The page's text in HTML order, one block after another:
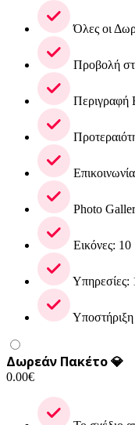
Όλες οι
Προβολή
Περιγραφή
Photo
Εικόνες: 10
Υπηρεσίες:
Δωρεάν Πακέτο 💎
0.00€